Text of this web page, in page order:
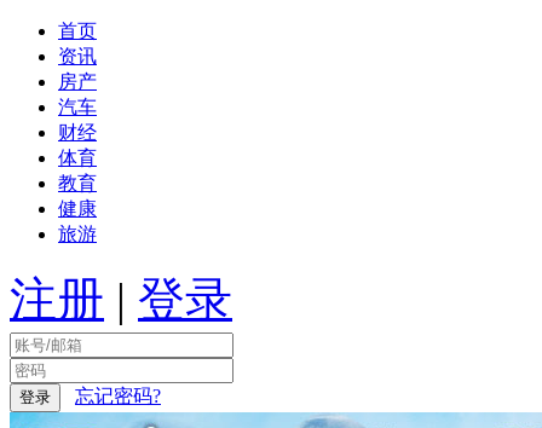
首页
资讯
房产
汽车
财经
体育
教育
健康
旅游
注册 | 登录
忘记密码?